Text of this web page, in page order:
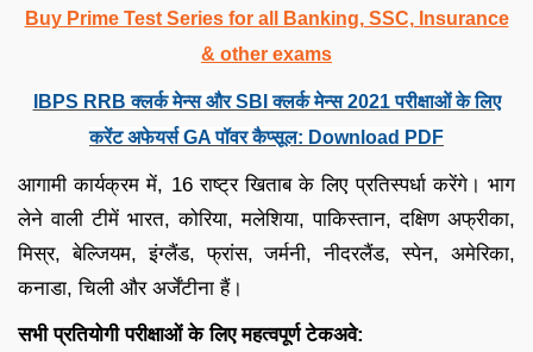
Buy Prime Test Series for all Banking, SSC, Insurance
& other exams
IBPS RRB क्लर्क मेन्स और SBI क्लर्क मेन्स 2021 परीक्षाओं के लिए
करेंट अफेयर्स GA पॉवर कैप्सूल: Download PDF
आगामी कार्यक्रम में, 16 राष्ट्र खिताब के लिए प्रतिस्पर्धा करेंगे। भाग
लेने वाली टीमें भारत, कोरिया, मलेशिया, पाकिस्तान, दक्षिण अफ्रीका,
मिस्र, बेल्जियम, इंग्लैंड, फ्रांस, जर्मनी, नीदरलैंड, स्पेन, अमेरिका,
कनाडा, चिली और अर्जेंटीना हैं।
सभी प्रतियोगी परीक्षाओं के लिए महत्वपूर्ण टेकअवे: